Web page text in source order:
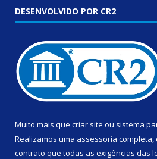
DESENVOLVIDO POR CR2
Muito mais que criar site ou sistema
Realizamos uma assessoria completa,
contrato que todas as exigências das